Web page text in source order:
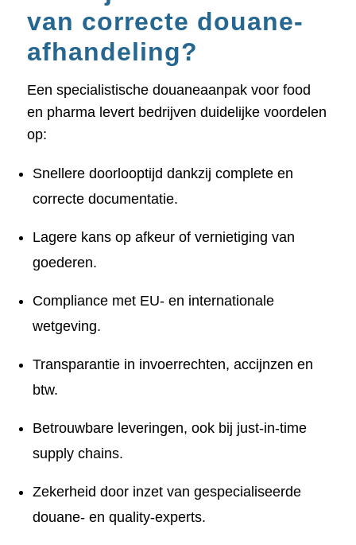
van correcte douane-
afhandeling?
Een specialistische douaneaanpak voor food
en pharma levert bedrijven duidelijke voordelen
op:
Snellere doorlooptijd dankzij complete en
correcte documentatie.
Lagere kans op afkeur of vernietiging van
goederen.
Compliance met EU- en internationale
wetgeving.
Transparantie in invoerrechten, accijnzen en
btw.
Betrouwbare leveringen, ook bij just-in-time
supply chains.
Zekerheid door inzet van gespecialiseerde
douane- en quality-experts.